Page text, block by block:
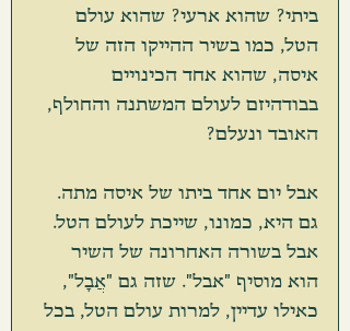
ביתי? שהוא ארעי? שהוא עולם
הטל, כמו בשיר ההייקו הזה של
איסה, שהוא אחד הכינויים
בבודהיזם לעולם המשתנה והחולף,
האובד ונעלם?
אבל יום אחד ביתו של איסה מתה.
גם היא, כמונו, שייכת לעולם הטל.
אבל בשורה האחרונה של השיר
הוא מוסיף "אבל". שזה גם "אֲבָל",
כאילו עדיין, למרות עולם הטל, בכל